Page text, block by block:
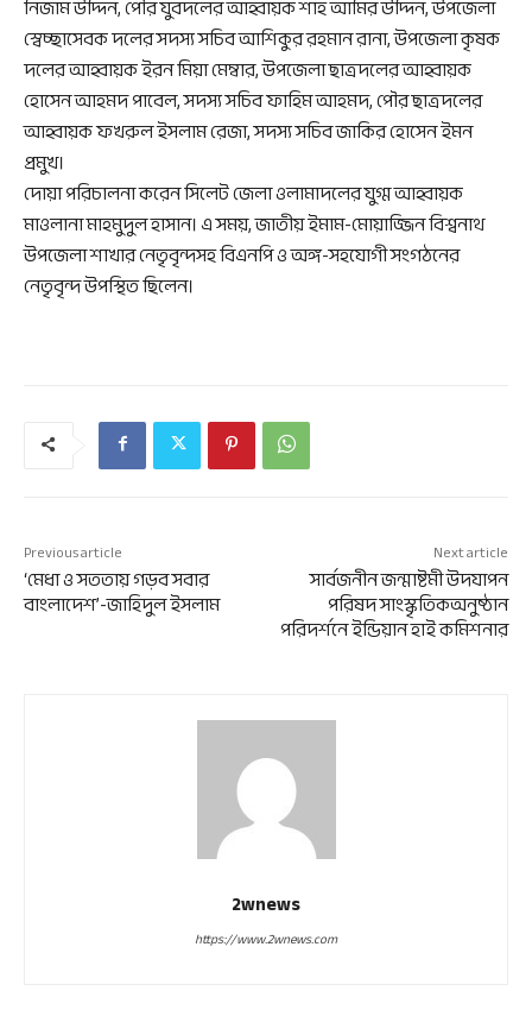
নিজাম উদ্দিন, পৌর যুবদলের আহ্বায়ক শাহ আমির উদ্দিন, উপজেলা
স্বেচ্ছাসেবক দলের সদস্য সচিব আশিকুর রহমান রানা, উপজেলা কৃষক
দলের আহ্বায়ক ইরন মিয়া মেম্বার, উপজেলা ছাত্রদলের আহ্বায়ক
হোসেন আহমদ পাবেল, সদস্য সচিব ফাহিম আহমদ, পৌর ছাত্রদলের
আহ্বায়ক ফখরুল ইসলাম রেজা, সদস্য সচিব জাকির হোসেন ইমন
প্রমুখ।
দোয়া পরিচালনা করেন সিলেট জেলা ওলামাদলের যুগ্ম আহ্বায়ক
মাওলানা মাহমুদুল হাসান। এ সময়, জাতীয় ইমাম-মোয়াজ্জিন বিশ্বনাথ
উপজেলা শাখার নেতৃবৃন্দসহ বিএনপি ও অঙ্গ-সহযোগী সংগঠনের
নেতৃবৃন্দ উপস্থিত ছিলেন।
Previous article
‘মেধা ও সততায় গড়ব সবার
বাংলাদেশ’-জাহিদুল ইসলাম
Next article
সার্বজনীন জন্মাষ্টমী উদযাপন
পরিষদ সাংস্কৃতিকঅনুষ্ঠান
পরিদর্শনে ইন্ডিয়ান হাই কমিশনার
2wnews
https://www.2wnews.com